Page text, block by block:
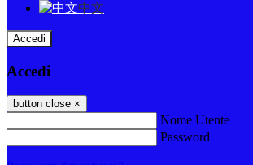
中文
Accedi
Accedi
button close ×
Nome Utente
Password